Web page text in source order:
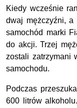
Kiedy wcześnie
dwaj mężczyźni, a
samochód marki
do akcji. Trzej
zostali zatrzymani
samochodu.
Podczas
600 litrów